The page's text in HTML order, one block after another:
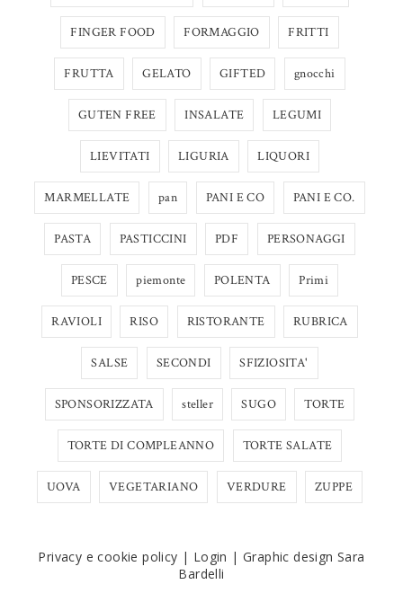
FINGER FOOD FORMAGGIO FRITTI
FRUTTA GELATO GIFTED gnocchi
GUTEN FREE INSALATE LEGUMI
LIEVITATI LIGURIA LIQUORI
MARMELLATE pan PANI E CO PANI E CO.
PASTA PASTICCINI PDF PERSONAGGI
PESCE piemonte POLENTA Primi
RAVIOLI RISO RISTORANTE RUBRICA
SALSE SECONDI SFIZIOSITA'
SPONSORIZZATA steller SUGO TORTE
TORTE DI COMPLEANNO TORTE SALATE
UOVA VEGETARIANO VERDURE ZUPPE
Privacy e cookie policy | Login | Graphic design Sara
Bardelli